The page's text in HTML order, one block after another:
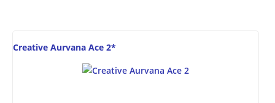
Creative Aurvana Ace 2*